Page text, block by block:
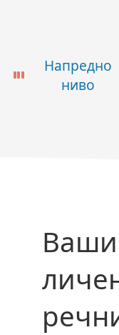
Напредно
ниво